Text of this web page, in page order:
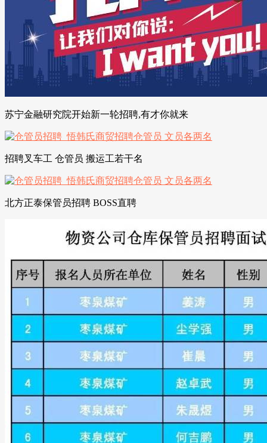
苏宁金融研究院开始新一轮招聘,有才你就来
招聘叉车工 仓管员 搬运工若干名
北方正泰保管员招聘 BOSS直聘